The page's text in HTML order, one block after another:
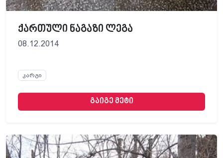
ქართული ნაგაზი ლეგა
08.12.2014
კარგი
გაიგე მეტი